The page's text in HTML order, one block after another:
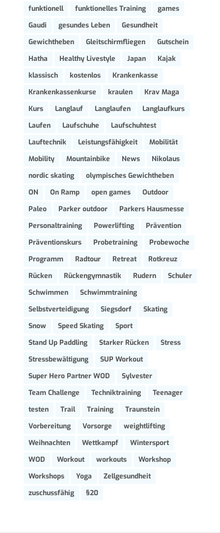
funktionell
funktionelles Training
games
Gaudi
gesundes Leben
Gesundheit
Gewichtheben
Gleitschirmfliegen
Gutschein
Hatha
Healthy Livestyle Japan
Kajak
klassisch
kostenlos
Krankenkasse
Krankenkassenkurse
kraulen
Krav Maga
Kurs
Langlauf Langlaufen
Langlaufkurs
Laufen
Laufschuhe
Laufschuhtest
Lauftechnik
Leistungsfähigkeit
Mobilität
Mobility
Mountainbike News
Nikolaus
nordic skating
olympisches Gewichtheben
ON
On Ramp open games
Outdoor
Paleo
Parker outdoor
Parkers Hausmesse
Personaltraining
Powerlifting
Prävention
Präventionskurs
Probetraining
Probewoche
Programm
Radtour Retreat
Rotkreuz
Rücken
Rückengymnastik Rudern
Schuler
Schwimmen
Schwimmtraining
Selbstverteidigung
Siegsdorf
Skating
Snow
Speed Skating
Sport
Stand Up Paddling
Starker Rücken
Stress
Stressbewältigung
SUP Workout
Super Hero Partner WOD
Sylvester
Team Challenge
Techniktraining
Teenager
testen
Trail Training
Traunstein
Vorbereitung
Vorsorge
weightlifting
Weihnachten
Wettkampf
Wintersport
WOD
Workout workouts
Workshop
Workshops
Yoga
Zellgesundheit
zuschussfähig
§20